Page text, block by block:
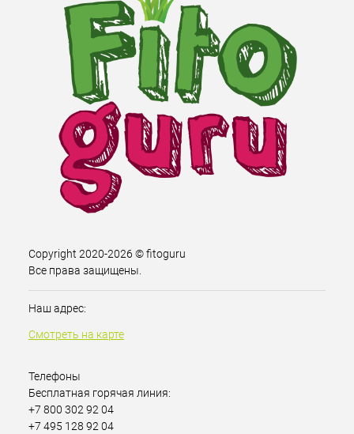
Copyright 2020-2026 © fitoguru
Все права защищены.
Наш адрес:
Смотреть на карте
Телефоны
Бесплатная горячая линия:
+7 800 302 92 04
+7 495 128 92 04